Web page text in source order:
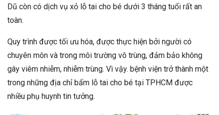
Dũ còn có dịch vụ xỏ lỗ tai cho bé dưới 3 tháng tuổi rất an
toàn.
Quy trình được tối ưu hóa, được thực hiện bởi người có
chuyên môn và trong môi trường vô trùng, đảm bảo không
gây viêm nhiễm, nhiễm trùng. Vì vậy. bệnh viện trở thành một
trong những địa chỉ bấm lỗ tai cho bé tại TPHCM được
nhiều phụ huynh tin tưởng.